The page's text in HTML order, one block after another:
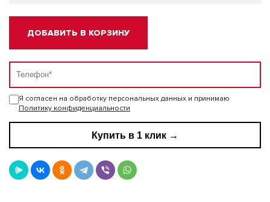
ДОБАВИТЬ В КОРЗИНУ
Я согласен на обработку персональных данных и принимаю
Политику конфиденциальности
Купить в 1 клик →